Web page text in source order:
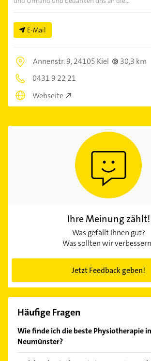
E-Mail
Annenstr. 9,24105 Kiel
30,3 km
0431 9 22 21
Webseite
Ihre Meinung zählt!
Was gefällt Ihnen gut?
Was sollten wir
Jetzt Feedback geben!
Häufige Fragen
Wie finde ich die beste Physiotherapie in
Neumünster?